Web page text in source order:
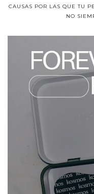
CAUSAS POR LAS QUE TU
NO